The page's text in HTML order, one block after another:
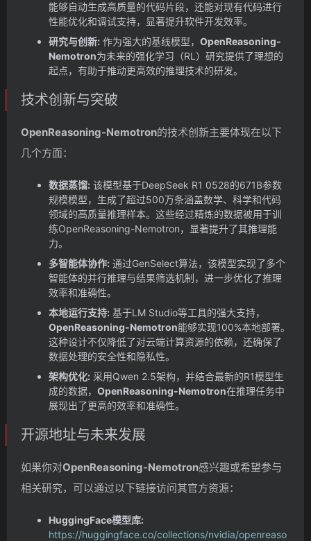
能够自动生成高质量的代码片段，还能对现有代码进行
性能优化和调试支持，显著提升软件开发效率。
研究与创新: 作为强大的基线模型， OpenReasoning-
Nemotron为未来的强化学习（RL）研究提供了理想的
起点，有助于推动更高效的推理技术的研发。
技术创新与突破
OpenReasoning-Nemotron的技术创新主要体现在以下
几个方面：
数据蒸馏: 该模型基于DeepSeek R1 0528的671B参数
规模模型，生成了超过500万条涵盖数学、科学和代码
领域的高质量推理样本。这些经过精炼的数据被用于训
练OpenReasoning-Nemotron，显著提升了其推理能
力。
多智能体协作: 通过GenSelect算法，该模型实现了多个
智能体的并行推理与结果筛选机制，进一步优化了推理
效率和准确性。
本地运行支持: 基于LM Studio等工具的强大支持，
OpenReasoning-Nemotron能够实现100%本地部署。
这种设计不仅降低了对云端计算资源的依赖，还确保了
数据处理的安全性和隐私性。
架构优化: 采用Qwen 2.5架构，并结合最新的R1模型生
成的数据， OpenReasoning-Nemotron在推理任务中
展现出了更高的效率和准确性。
开源地址与未来发展
如果你对OpenReasoning-Nemotron感兴趣或希望参与
相关研究，可以通过以下链接访问其官方资源：
HuggingFace模型库:
https://huggingface.co/collections/nvidia/openreaso